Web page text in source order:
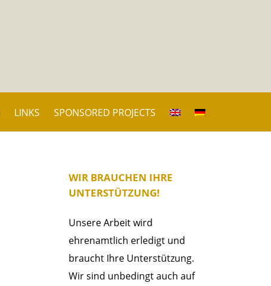
LINKS SPONSORED PROJECTS
WIR BRAUCHEN IHRE
UNTERSTÜTZUNG!
Unsere Arbeit wird
ehrenamtlich erledigt und
braucht Ihre Unterstützung.
Wir sind unbedingt auch auf